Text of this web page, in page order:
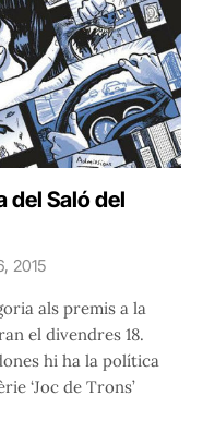
del Saló del
2015
als premis a la
el divendres 18.
hi ha la política
‘Joc de Trons’